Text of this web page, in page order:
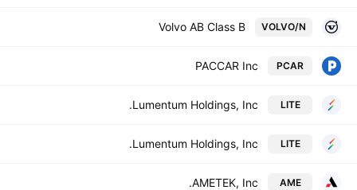
VOLVO/N
Volvo AB Class B
PCAR
PACCAR Inc
LITE
Lumentum Holdings, Inc.
LITE
Lumentum Holdings, Inc.
AME
AMETEK, Inc.